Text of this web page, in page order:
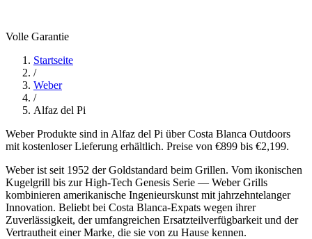
Volle Garantie
Startseite
/
Weber
/
Alfaz del Pi
Weber Produkte sind in Alfaz del Pi über Costa Blanca Outdoors
mit kostenloser Lieferung erhältlich. Preise von €899 bis €2,199.
Weber ist seit 1952 der Goldstandard beim Grillen. Vom ikonischen
Kugelgrill bis zur High-Tech Genesis Serie — Weber Grills
kombinieren amerikanische Ingenieurskunst mit jahrzehntelanger
Innovation. Beliebt bei Costa Blanca-Expats wegen ihrer
Zuverlässigkeit, der umfangreichen Ersatzteilverfügbarkeit und der
Vertrautheit einer Marke, die sie von zu Hause kennen.